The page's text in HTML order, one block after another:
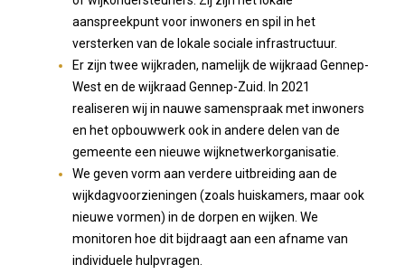
aanspreekpunt voor inwoners en spil in het
versterken van de lokale sociale infrastructuur.
Er zijn twee wijkraden, namelijk de wijkraad Gennep-
West en de wijkraad Gennep-Zuid. In 2021
realiseren wij in nauwe samenspraak met inwoners
en het opbouwwerk ook in andere delen van de
gemeente een nieuwe wijknetwerkorganisatie.
We geven vorm aan verdere uitbreiding aan de
wijkdagvoorzieningen (zoals huiskamers, maar ook
nieuwe vormen) in de dorpen en wijken. We
monitoren hoe dit bijdraagt aan een afname van
individuele hulpvragen.